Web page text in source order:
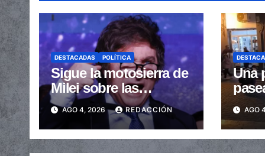
DESTACADAS POLÍTICA
Sigue la motosierra de
Milei sobre las
provincias: nueva
caída de las
transferencias no
automáticas
AGO 4, 2026 REDACCIÓN
Una
AGO